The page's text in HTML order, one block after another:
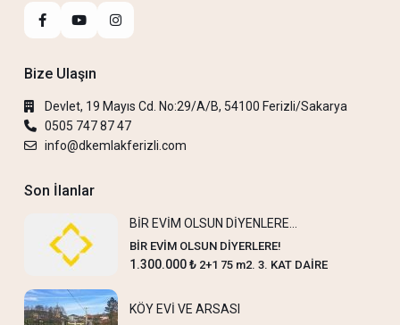
Bize Ulaşın
Devlet, 19 Mayıs Cd. No:29/A/B, 54100 Ferizli/Sakarya
0505 747 87 47
info@dkemlakferizli.com
Son İlanlar
BİR EVİM OLSUN DİYENLERE…
BİR EVİM OLSUN DİYERLERE!
1.300.000 ₺ 2+1 75 m2. 3. KAT DAİRE
KÖY EVİ VE ARSASI